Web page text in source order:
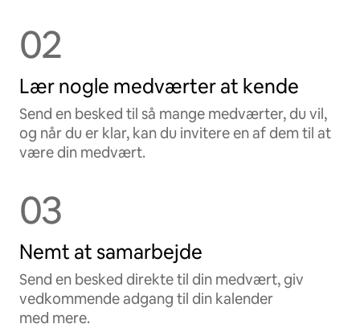
02
Lær nogle medværter at kende
Send en besked til så mange medværter, du vil,
og når du er klar, kan du invitere en af dem til at
være din medvært.
03
Nemt at samarbejde
Send en besked direkte til din medvært, giv
vedkommende adgang til din kalender
med mere.